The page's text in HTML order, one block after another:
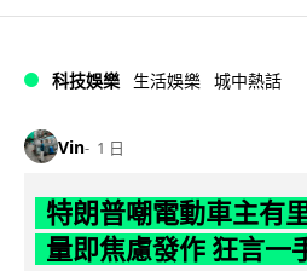
科技娛樂 生活娛樂 城中熱話
Vin 1 日
特朗普嘲電動車主有
量即焦慮發作 狂言一